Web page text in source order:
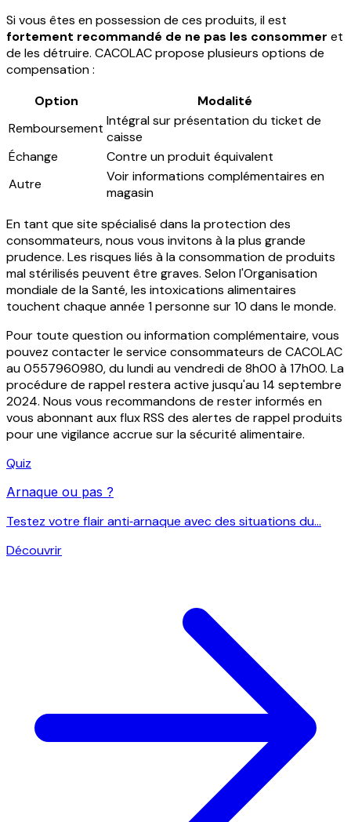
Si vous êtes en possession de ces produits, il est
fortement recommandé de ne pas les consommer et
de les détruire. CACOLAC propose plusieurs options de
compensation :
Option
Modalité
Remboursement Intégral sur présentation du ticket de
caisse
Échange
Contre un produit équivalent
Autre
Voir informations complémentaires en
magasin
En tant que site spécialisé dans la protection des
consommateurs, nous vous invitons à la plus grande
prudence. Les risques liés à la consommation de produits
mal stérilisés peuvent être graves. Selon l'Organisation
mondiale de la Santé, les intoxications alimentaires
touchent chaque année 1 personne sur 10 dans le monde.
Pour toute question ou information complémentaire, vous
pouvez contacter le service consommateurs de CACOLAC
au 0557960980, du lundi au vendredi de 8h00 à 17h00. La
procédure de rappel restera active jusqu'au 14 septembre
2024. Nous vous recommandons de rester informés en
vous abonnant aux flux RSS des alertes de rappel produits
pour une vigilance accrue sur la sécurité alimentaire.
Quiz
Arnaque ou pas ?
Testez votre flair anti‑arnaque avec des situations du...
Découvrir